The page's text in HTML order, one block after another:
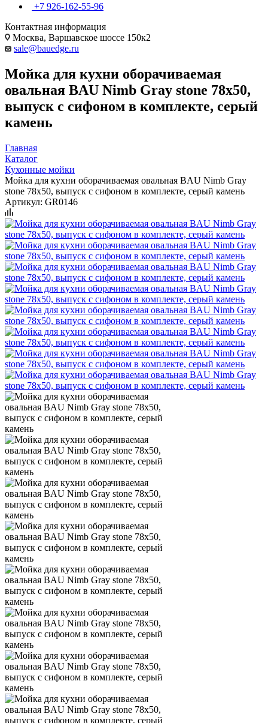
+7 926-162-55-96
Контактная информация
Москва, Варшавское шоссе 150к2
sale@bauedge.ru
Мойка для кухни оборачиваемая
овальная BAU Nimb Gray stone 78х50,
выпуск с сифоном в комплекте, серый
камень
Главная
Каталог
Кухонные мойки
Мойка для кухни оборачиваемая овальная BAU Nimb Gray
stone 78х50, выпуск с сифоном в комплекте, серый камень
Артикул: GR0146